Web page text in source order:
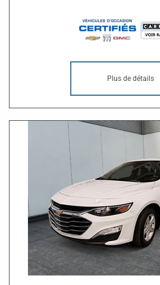
Plus de détails